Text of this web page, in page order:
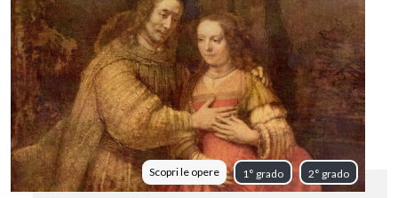
Scopri le opere 1° grado 2° grado